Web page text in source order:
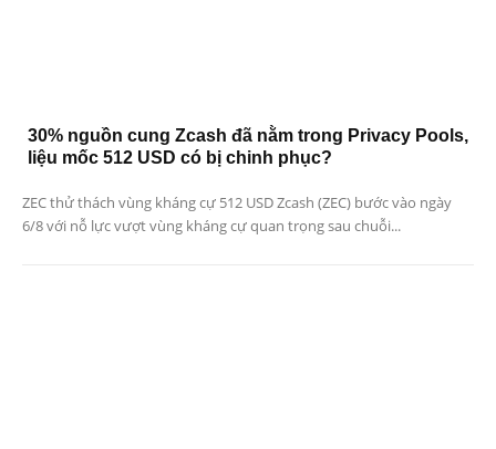
30% nguồn cung Zcash đã nằm trong Privacy Pools,
liệu mốc 512 USD có bị chinh phục?
ZEC thử thách vùng kháng cự 512 USD Zcash (ZEC) bước vào ngày
6/8 với nỗ lực vượt vùng kháng cự quan trọng sau chuỗi...